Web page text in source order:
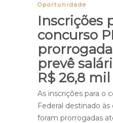
Oportunidade
Inscrições
concurso
prevê
R$ 26,8 mil
As inscrições para o
Federal destinado às
foram prorrogadas